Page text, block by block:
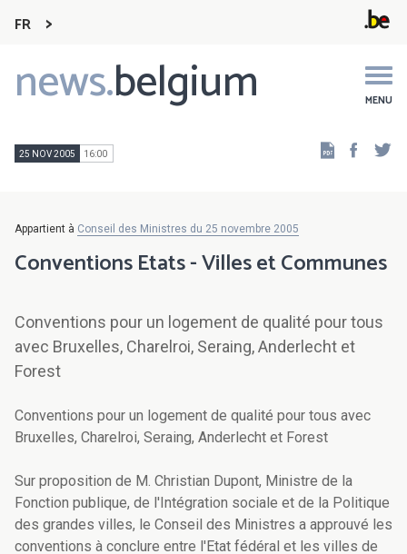
FR
news.belgium MENU
Main
navigation
25 NOV 2005 16:00
Appartient à Conseil des Ministres du 25 novembre 2005
Conventions Etats - Villes et Communes
Conventions pour un logement de qualité pour tous
avec Bruxelles, Charelroi, Seraing, Anderlecht et
Forest
Conventions pour un logement de qualité pour tous avec
Bruxelles, Charelroi, Seraing, Anderlecht et Forest
Sur proposition de M. Christian Dupont, Ministre de la
Fonction publique, de l'Intégration sociale et de la Politique
des grandes villes, le Conseil des Ministres a approuvé les
conventions à conclure entre l'Etat fédéral et les villes de